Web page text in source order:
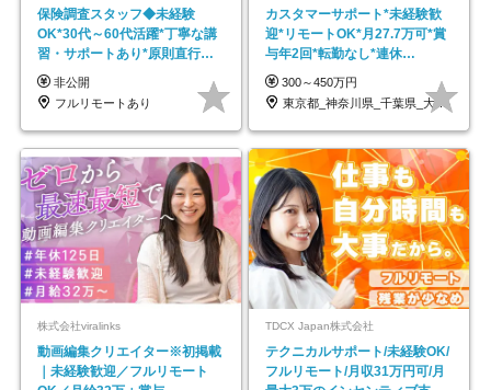
保険調査スタッフ◆未経験
OK*30代～60代活躍*丁寧な講
習・サポートあり*原則直行直
帰／全国募集・業務委託
非公開
フルリモートあり
カスタマーサポート*未経験歓
迎*リモートOK*月27.7万可*賞
与年2回*転勤なし*連休
OK/ZE010232
300～450万円
東京都_神奈川県_千葉県_大阪府_愛知県…
株式会社viralinks
動画編集クリエイター※初掲載
｜未経験歓迎／フルリモート
TDCX Japan株式会社
テクニカルサポート/未経験OK/
フルリモート/月収31万円可/月